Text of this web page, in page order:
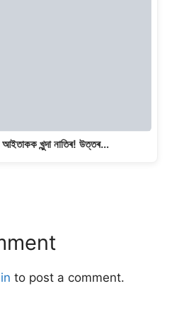
আইতাকক খুন্দা নাতিৰ! উত্তৰ…
to post a comment.